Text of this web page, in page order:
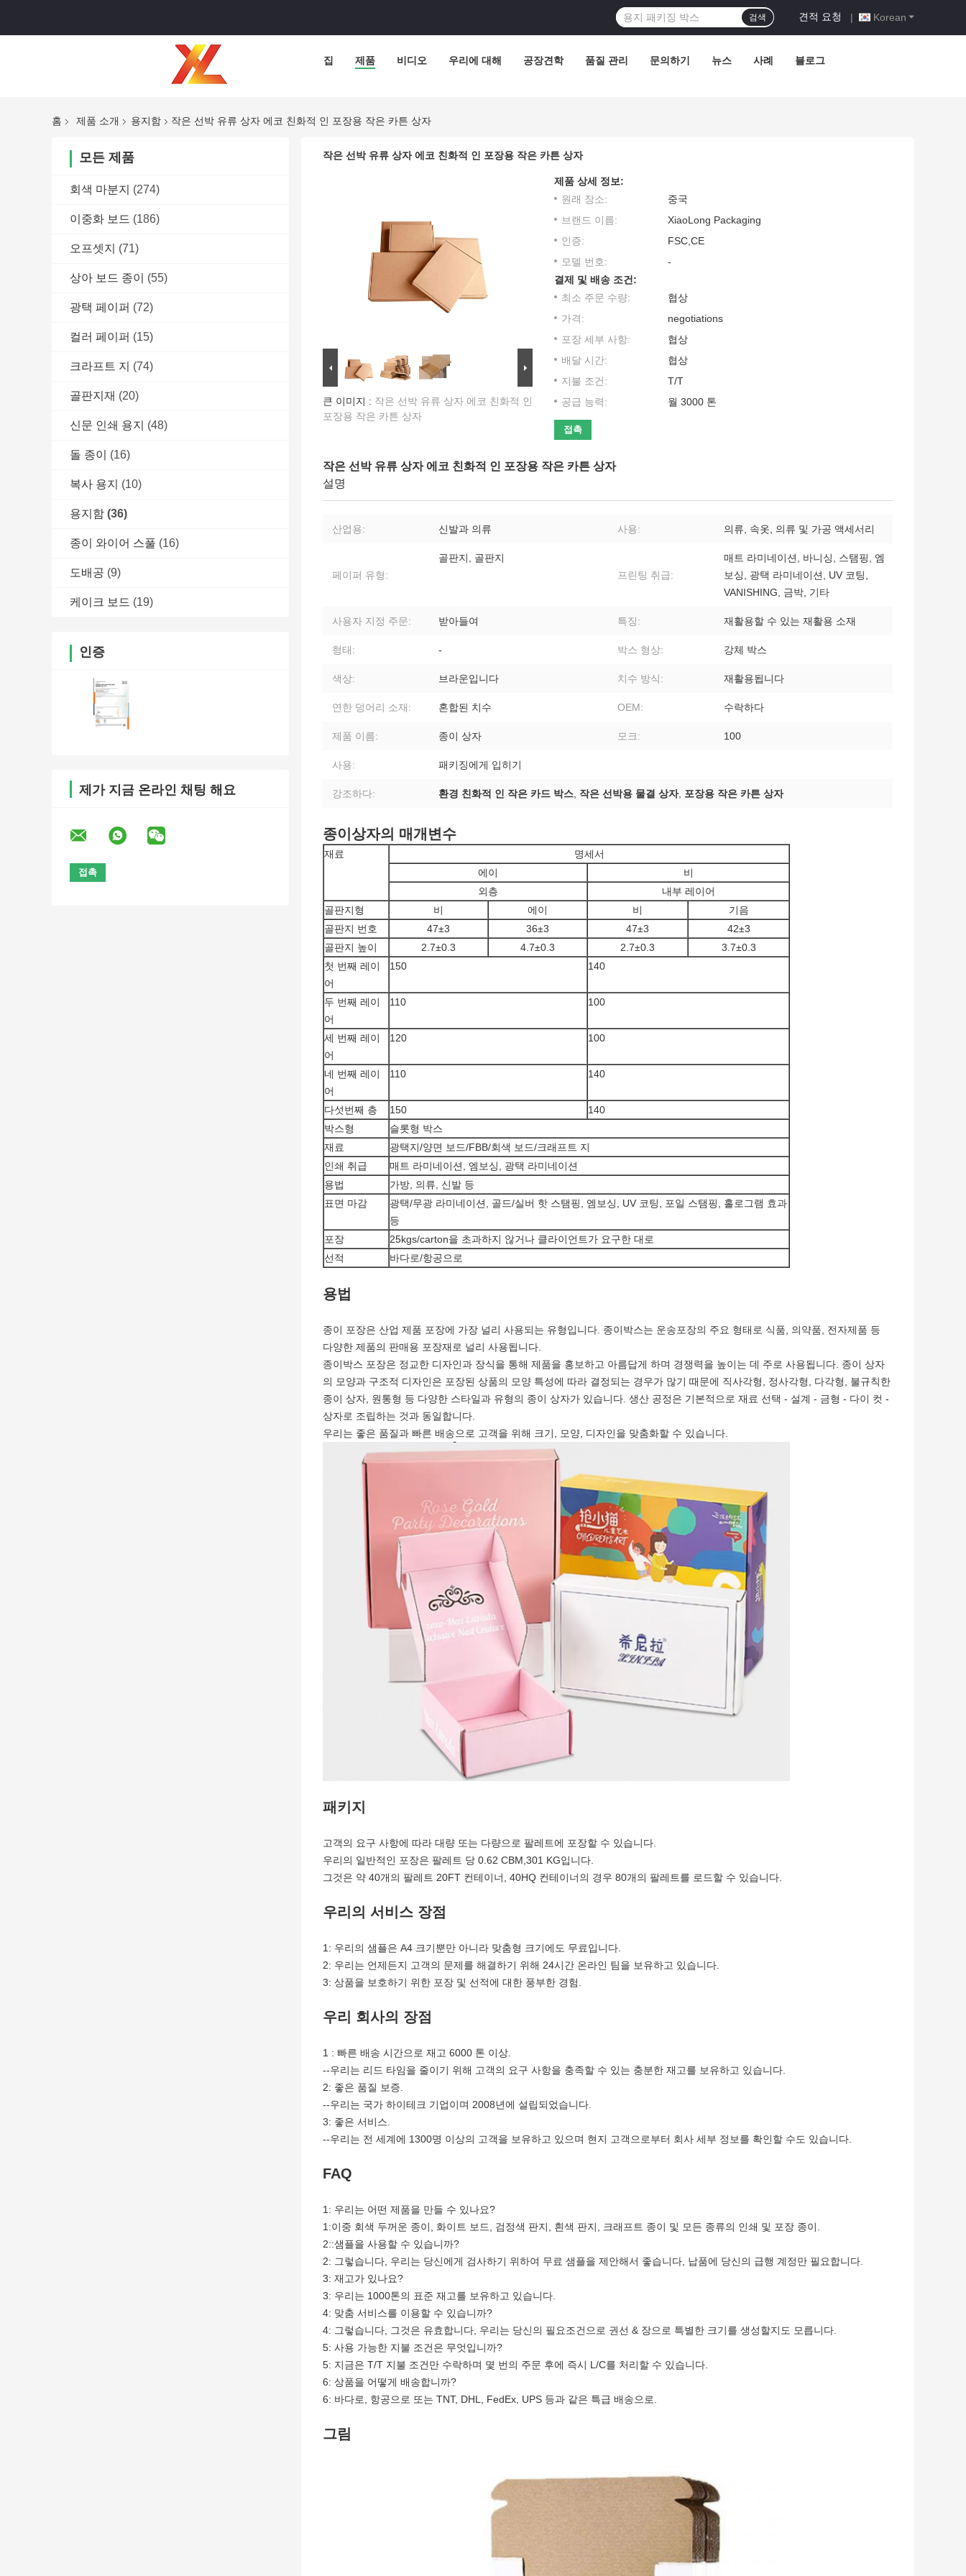
Korean
견적 요청 |
검색
집 제품 비디오 우리에 대해 공장견학 품질 관리 문의하기 뉴스 사례 블로그
홈 제품 소개 용지함 작은 선박 유류 상자 에코 친화적 인 포장용 작은 카튼 상자
모든 제품
회색 마분지 (274)
이중화 보드 (186)
오프셋지 (71)
상아 보드 종이 (55)
광택 페이퍼 (72)
컬러 페이퍼 (15)
크라프트 지 (74)
골판지재 (20)
신문 인쇄 용지 (48)
돌 종이 (16)
복사 용지 (10)
용지함 (36)
종이 와이어 스풀 (16)
도배공 (9)
케이크 보드 (19)
인증
제가 지금 온라인 채팅 해요
작은 선박 유류 상자 에코 친화적 인 포장용 작은 카튼 상자
큰 이미지 : 작은 선박 유류 상자 에코 친화적 인
포장용 작은 카튼 상자
제품 상세 정보:
원래 장소:
중국
브랜드 이름:
XiaoLong Packaging
인증:
FSC,CE
모델 번호:
-
결제 및 배송 조건:
최소 주문 수량:
협상
가격:
negotiations
포장 세부 사항:
협상
배달 시간:
협상
지불 조건:
T/T
공급 능력:
월 3000 톤
접촉
작은 선박 유류 상자 에코 친화적 인 포장용 작은 카튼 상자
설명
산업용: 신발과 의류 사용: 의류, 속옷, 의류 및 가공 액세서리
페이퍼 유형:
골판지, 골판지
프린팅 취급:
매트 라미네이션, 바니싱, 스탬핑, 엠
보싱, 광택 라미네이션, UV 코팅,
VANISHING, 금박, 기타
사용자 지정 주문: 받아들여 특징: 재활용할 수 있는 재활용 소재
형태: - 박스 형상: 강체 박스
색상: 브라운입니다 치수 방식: 재활용됩니다
연한 덩어리 소재: 혼합된 치수 OEM: 수락하다
제품 이름: 종이 상자 모크: 100
사용: 패키징에게 입히기
강조하다: 환경 친화적 인 작은 카드 박스, 작은 선박용 물결 상자, 포장용 작은 카튼 상자
종이상자의 매개변수
재료
명세서
에이
비
외층
내부 레이어
골판지형
비 에이 비
기음
골판지 번호
47±3 36±3 47±3
42±3
골판지 높이
2.7±0.3 4.7±0.3 2.7±0.3
3.7±0.3
첫 번째 레이
어
150 140
두 번째 레이
어
110 100
세 번째 레이
어
120 100
네 번째 레이
어
110 140
다섯번째 층 150
140
박스형
슬롯형 박스
재료
광택지/양면 보드/FBB/회색 보드/크래프트 지
인쇄 취급
매트 라미네이션, 엠보싱, 광택 라미네이션
용법
가방, 의류, 신발 등
표면 마감
광택/무광 라미네이션, 골드/실버 핫 스탬핑, 엠보싱, UV 코팅, 포일 스탬핑, 홀로그램 효과
등
포장
25kgs/carton을 초과하지 않거나 클라이언트가 요구한 대로
선적
바다로/항공으로
용법
종이 포장은 산업 제품 포장에 가장 널리 사용되는 유형입니다. 종이박스는 운송포장의 주요 형태로 식품, 의약품, 전자제품 등
다양한 제품의 판매용 포장재로 널리 사용됩니다.
종이박스 포장은 정교한 디자인과 장식을 통해 제품을 홍보하고 아름답게 하며 경쟁력을 높이는 데 주로 사용됩니다. 종이 상자
의 모양과 구조적 디자인은 포장된 상품의 모양 특성에 따라 결정되는 경우가 많기 때문에 직사각형, 정사각형, 다각형, 불규칙한
종이 상자, 원통형 등 다양한 스타일과 유형의 종이 상자가 있습니다. 생산 공정은 기본적으로 재료 선택 - 설계 - 금형 - 다이 컷 -
상자로 조립하는 것과 동일합니다.
우리는 좋은 품질과 빠른 배송으로 고객을 위해 크기, 모양, 디자인을 맞춤화할 수 있습니다.
패키지
고객의 요구 사항에 따라 대량 또는 다량으로 팔레트에 포장할 수 있습니다.
우리의 일반적인 포장은 팔레트 당 0.62 CBM,301 KG입니다.
그것은 약 40개의 팔레트 20FT 컨테이너, 40HQ 컨테이너의 경우 80개의 팔레트를 로드할 수 있습니다.
우리의 서비스 장점
1: 우리의 샘플은 A4 크기뿐만 아니라 맞춤형 크기에도 무료입니다.
2: 우리는 언제든지 고객의 문제를 해결하기 위해 24시간 온라인 팀을 보유하고 있습니다.
3: 상품을 보호하기 위한 포장 및 선적에 대한 풍부한 경험.
우리 회사의 장점
1 : 빠른 배송 시간으로 재고 6000 톤 이상.
--우리는 리드 타임을 줄이기 위해 고객의 요구 사항을 충족할 수 있는 충분한 재고를 보유하고 있습니다.
2: 좋은 품질 보증.
--우리는 국가 하이테크 기업이며 2008년에 설립되었습니다.
3: 좋은 서비스.
--우리는 전 세계에 1300명 이상의 고객을 보유하고 있으며 현지 고객으로부터 회사 세부 정보를 확인할 수도 있습니다.
FAQ
1: 우리는 어떤 제품을 만들 수 있나요?
1:이중 회색 두꺼운 종이, 화이트 보드, 검정색 판지, 흰색 판지, 크래프트 종이 및 모든 종류의 인쇄 및 포장 종이.
2::샘플을 사용할 수 있습니까?
2: 그렇습니다, 우리는 당신에게 검사하기 위하여 무료 샘플을 제안해서 좋습니다, 납품에 당신의 급행 계정만 필요합니다.
3: 재고가 있나요?
3: 우리는 1000톤의 표준 재고를 보유하고 있습니다.
4: 맞춤 서비스를 이용할 수 있습니까?
4: 그렇습니다, 그것은 유효합니다, 우리는 당신의 필요조건으로 권선 & 장으로 특별한 크기를 생성할지도 모릅니다.
5: 사용 가능한 지불 조건은 무엇입니까?
5: 지금은 T/T 지불 조건만 수락하며 몇 번의 주문 후에 즉시 L/C를 처리할 수 있습니다.
6: 상품을 어떻게 배송합니까?
6: 바다로, 항공으로 또는 TNT, DHL, FedEx, UPS 등과 같은 특급 배송으로.
그림